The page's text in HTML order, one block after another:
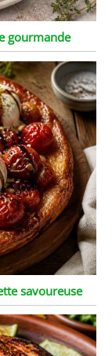
gourmande
savoureuse